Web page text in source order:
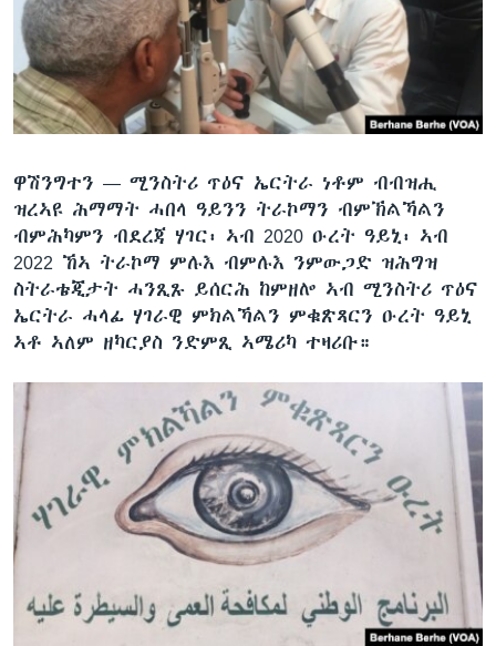
ቂሔ ጽልሚ
ቋንቋታት
ዋሽንግተን — ሚንስትሪ ጥዕና ኤርትራ ነቶም ብብዝሒ
ዝረኣዩ ሕማማት ሓበላ ዓይንን ትራኮማን ብምኽልኻልን
ብምሕካምን ብደረጃ ሃገር፡ ኣብ 2020 ዑረት ዓይኒ፡ ኣብ
2022 ኸኣ ትራኮማ ምሉእ ብምሉእ ንምውጋድ ዝሕግዝ
ስትራቴጂታት ሓንጺጹ ይሰርሕ ከምዘሎ ኣብ ሚንስትሪ ጥዕና
ኤርትራ ሓላፊ ሃገራዊ ምክልኻልን ምቁጽጻርን ዑረት ዓይኒ
ኣቶ ኣለም ዘካርያስ ንድምጺ ኣሜሪካ ተዛሪቡ።